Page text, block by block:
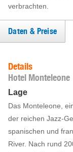
verbrachten.
Daten & Preise
Details
Hotel Monteleone
Lage
Das Monteleone,
der reichen Jazz-
spanischen und
River. Nach rund